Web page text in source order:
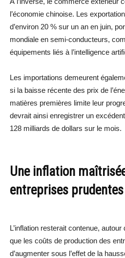
l’économie chinoise. Les
d’environ 20 % sur un an en juin,
mondiale en semi-conducteurs,
équipements liés à l’intelligence
Les importations demeurent
si la baisse récente des prix de
matières premières limite leur
devrait ainsi enregistrer un
128 milliards de dollars sur le mois.
Une inflation
entreprises prudentes
L’inflation resterait contenue,
que les coûts de production des
d’augmenter sous l’effet de la